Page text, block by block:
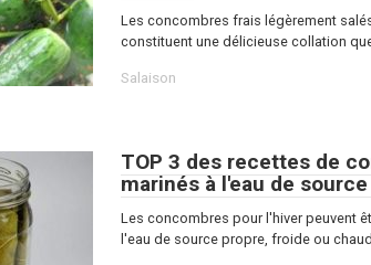
Les concombres frais légèrement
constituent une délicieuse collation
Salaison
TOP 3 des recettes de
marinés à l'eau de
Les concombres pour l'hiver peuvent
l'eau de source propre, froide ou